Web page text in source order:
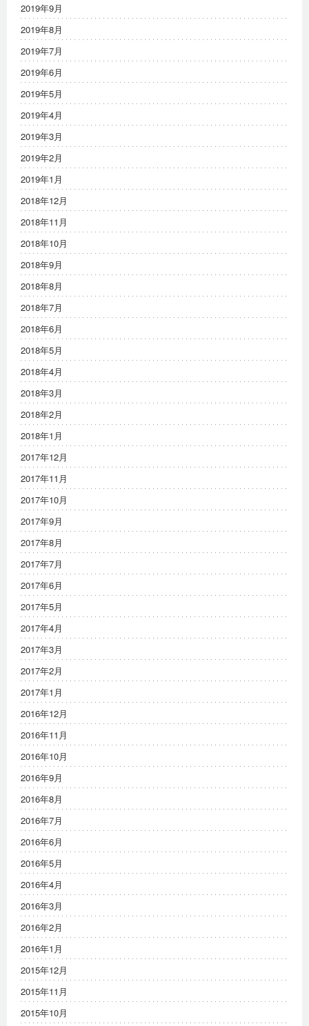
2019年9月
2019年8月
2019年7月
2019年6月
2019年5月
2019年4月
2019年3月
2019年2月
2019年1月
2018年12月
2018年11月
2018年10月
2018年9月
2018年8月
2018年7月
2018年6月
2018年5月
2018年4月
2018年3月
2018年2月
2018年1月
2017年12月
2017年11月
2017年10月
2017年9月
2017年8月
2017年7月
2017年6月
2017年5月
2017年4月
2017年3月
2017年2月
2017年1月
2016年12月
2016年11月
2016年10月
2016年9月
2016年8月
2016年7月
2016年6月
2016年5月
2016年4月
2016年3月
2016年2月
2016年1月
2015年12月
2015年11月
2015年10月